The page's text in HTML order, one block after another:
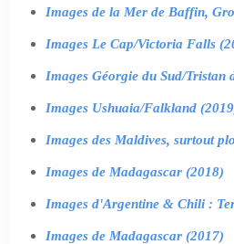
Images de la Mer de Baffin,
Images Le Cap/Victoria Falls
Images Géorgie du Sud/Tristan
Images Ushuaia/Falkland
Images des Maldives, surtout
Images de Madagascar (2018)
Images d'Argentine & Chili :
Images de Madagascar (2017)